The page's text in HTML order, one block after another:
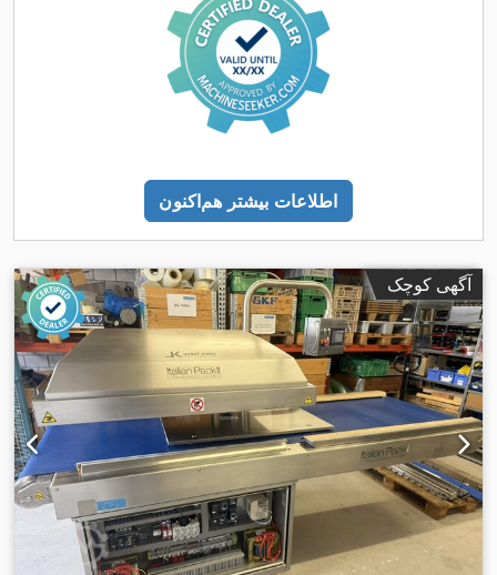
اطلاعات بیشتر هم‌اکنون
آگهی کوچک